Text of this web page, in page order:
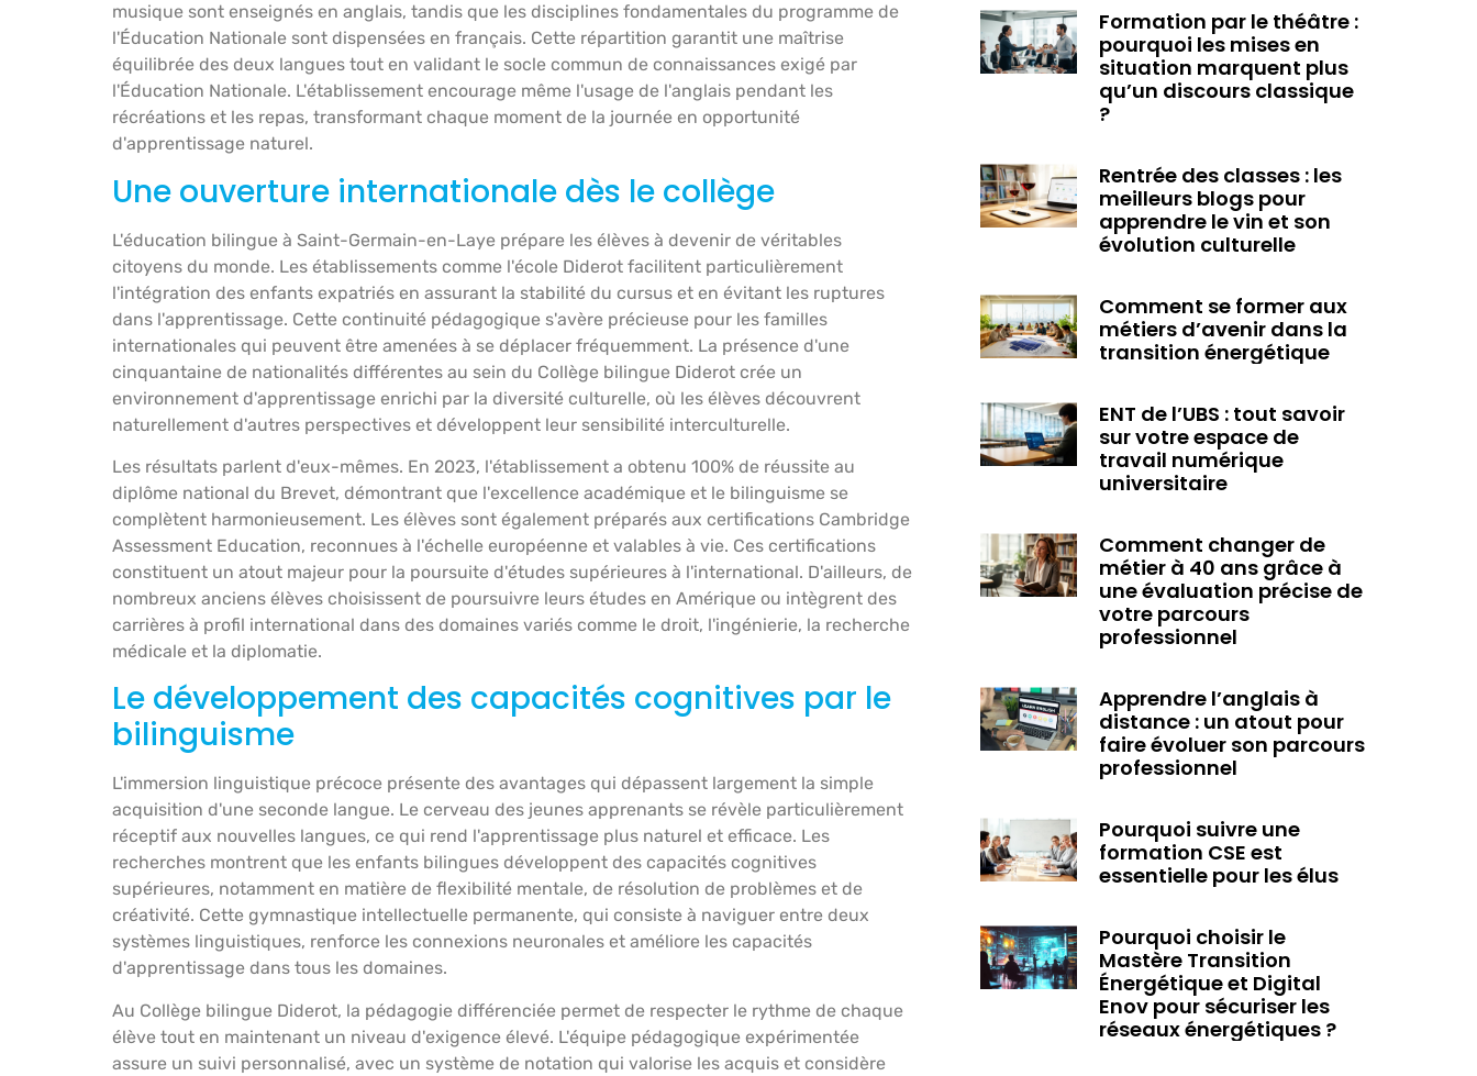
Formation par le théâtre :
pourquoi les mises en
situation marquent plus
qu’un discours classique
?
Rentrée des classes : les
meilleurs blogs pour
apprendre le vin et son
évolution culturelle
Comment se former aux
métiers d’avenir dans la
transition énergétique
ENT de l’UBS : tout savoir
sur votre espace de
travail numérique
universitaire
Comment changer de
métier à 40 ans grâce à
une évaluation précise de
votre parcours
professionnel
Apprendre l’anglais à
distance : un atout pour
faire évoluer son parcours
professionnel
Pourquoi suivre une
formation CSE est
essentielle pour les élus
Pourquoi choisir le
Mastère Transition
Énergétique et Digital
Enov pour sécuriser les
réseaux énergétiques ?
musique sont enseignés en anglais, tandis que les disciplines fondamentales du programme de
l'Éducation Nationale sont dispensées en français. Cette répartition garantit une maîtrise
équilibrée des deux langues tout en validant le socle commun de connaissances exigé par
l'Éducation Nationale. L'établissement encourage même l'usage de l'anglais pendant les
récréations et les repas, transformant chaque moment de la journée en opportunité
d'apprentissage naturel.
Une ouverture internationale dès le collège
L'éducation bilingue à Saint-Germain-en-Laye prépare les élèves à devenir de véritables
citoyens du monde. Les établissements comme l'école Diderot facilitent particulièrement
l'intégration des enfants expatriés en assurant la stabilité du cursus et en évitant les ruptures
dans l'apprentissage. Cette continuité pédagogique s'avère précieuse pour les familles
internationales qui peuvent être amenées à se déplacer fréquemment. La présence d'une
cinquantaine de nationalités différentes au sein du Collège bilingue Diderot crée un
environnement d'apprentissage enrichi par la diversité culturelle, où les élèves découvrent
naturellement d'autres perspectives et développent leur sensibilité interculturelle.
Les résultats parlent d'eux-mêmes. En 2023, l'établissement a obtenu 100% de réussite au
diplôme national du Brevet, démontrant que l'excellence académique et le bilinguisme se
complètent harmonieusement. Les élèves sont également préparés aux certifications Cambridge
Assessment Education, reconnues à l'échelle européenne et valables à vie. Ces certifications
constituent un atout majeur pour la poursuite d'études supérieures à l'international. D'ailleurs, de
nombreux anciens élèves choisissent de poursuivre leurs études en Amérique ou intègrent des
carrières à profil international dans des domaines variés comme le droit, l'ingénierie, la recherche
médicale et la diplomatie.
Le développement des capacités cognitives par le
bilinguisme
L'immersion linguistique précoce présente des avantages qui dépassent largement la simple
acquisition d'une seconde langue. Le cerveau des jeunes apprenants se révèle particulièrement
réceptif aux nouvelles langues, ce qui rend l'apprentissage plus naturel et efficace. Les
recherches montrent que les enfants bilingues développent des capacités cognitives
supérieures, notamment en matière de flexibilité mentale, de résolution de problèmes et de
créativité. Cette gymnastique intellectuelle permanente, qui consiste à naviguer entre deux
systèmes linguistiques, renforce les connexions neuronales et améliore les capacités
d'apprentissage dans tous les domaines.
Au Collège bilingue Diderot, la pédagogie différenciée permet de respecter le rythme de chaque
élève tout en maintenant un niveau d'exigence élevé. L'équipe pédagogique expérimentée
assure un suivi personnalisé, avec un système de notation qui valorise les acquis et considère